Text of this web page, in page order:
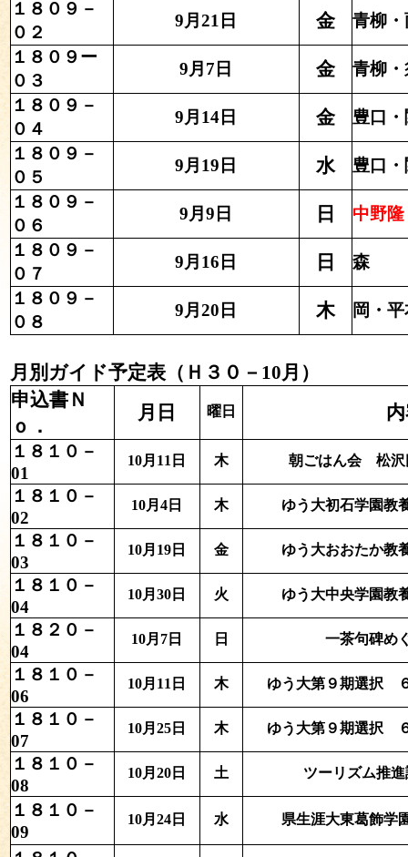
１８０９－
０２
9月21日 金
青柳
１８０９ー
０３
9月7日 金
青柳
１８０９－
０４
9月14日 金
豊口
１８０９－
０５
9月19日 水
豊口
１８０９－
０６
9月9日 日
中野隆
１８０９－
０７
9月16日 日
森
１８０９－
０８
9月20日 木 岡・
月別ガイド予定表（Ｈ３０－10月）
申込書Ｎ
ｏ．
月日 曜日
１８１０－
01
10月11日 木 朝ごはん会 松
１８１０－
02
10月4日 木 ゆう大初石学園
１８１０－
03
10月19日 金 ゆう大おおたか
１８１０－
04
10月30日 火 ゆう大中央学園
１８２０－
04
10月7日 日 一茶句碑め
１８１０－
06
10月11日 木 ゆう大第９期選択
１８１０－
07
10月25日 木 ゆう大第９期選択
１８１０－
08
10月20日 土 ツーリズム推
１８１０－
09
10月24日 水 県生涯大東葛飾